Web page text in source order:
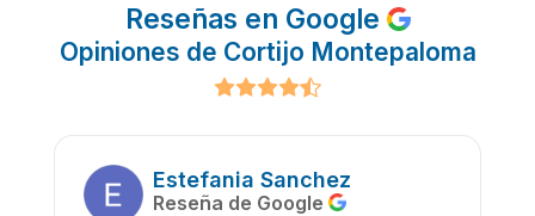
Reseñas en Google
Opiniones de Cortijo Montepaloma
Estefania Sanchez
Reseña de Google